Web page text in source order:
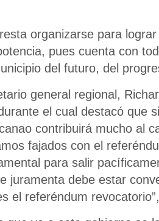
organizarse para
pues cuenta con
del futuro, del
general regional,
el cual destacó que
contribuirá mucho al
fajados con el
para salir
juramenta debe estar
el referéndum